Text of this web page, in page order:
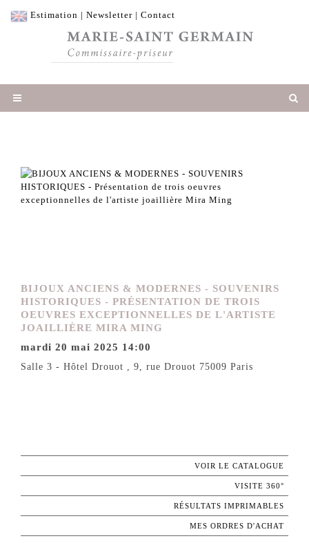
Estimation | Newsletter | Contact
BIJOUX ANCIENS & MODERNES - SOUVENIRS
HISTORIQUES - PRÉSENTATION DE TROIS
OEUVRES EXCEPTIONNELLES DE L'ARTISTE
JOAILLIÈRE MIRA MING
mardi 20 mai 2025 14:00
Salle 3 - Hôtel Drouot , 9, rue Drouot 75009 Paris
VOIR LE CATALOGUE
VISITE 360°
RÉSULTATS IMPRIMABLES
MES ORDRES D'ACHAT